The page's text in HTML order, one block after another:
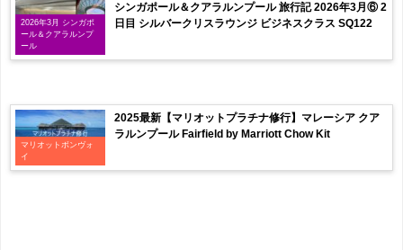
2026年3月 シンガポ
ール＆クアラルンプ
ール
シンガポール＆クアラルンプール 旅行記 2026年3月⑥ 2
日目 シルバークリスラウンジ ビジネスクラス SQ122
マリオットボンヴォ
イ
2025最新【マリオットプラチナ修行】マレーシア クア
ラルンプール Fairfield by Marriott Chow Kit